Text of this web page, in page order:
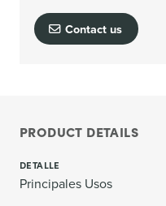
Contact us
PRODUCT DETAILS
DETALLE
Principales Usos